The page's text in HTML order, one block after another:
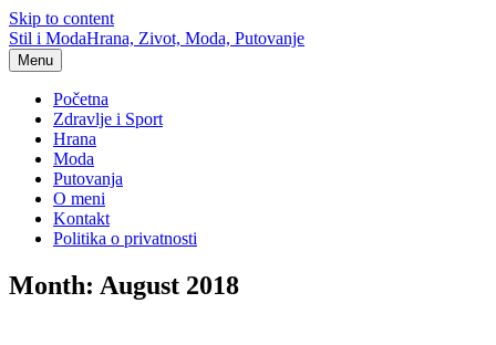
Skip to content
Stil i ModaHrana, Zivot, Moda, Putovanje
Menu
Početna
Zdravlje i Sport
Hrana
Moda
Putovanja
O meni
Kontakt
Politika o privatnosti
Month: August 2018